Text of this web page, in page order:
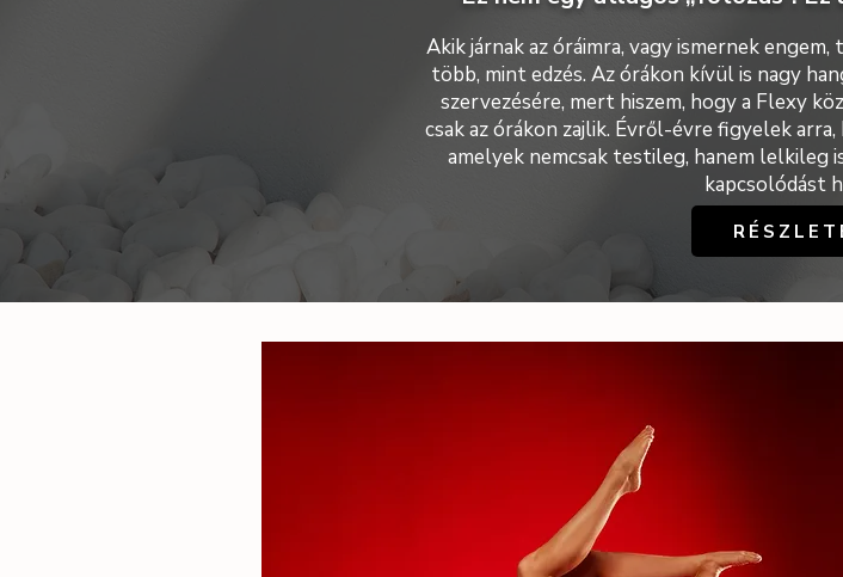
Akik járnak az óráimra, vagy ismernek
több, mint edzés. Az órákon kívül is nagy
szervezésére, mert hiszem, hogy a Flexy
csak az órákon zajlik. Évről-évre figyelek
amelyek nemcsak testileg, hanem lelkileg
kapcsolódást